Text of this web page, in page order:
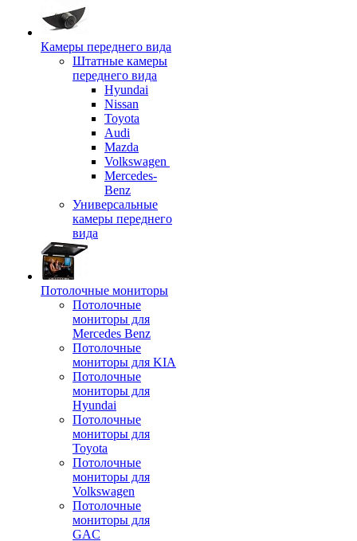
Камеры переднего вида
Штатные камеры
переднего вида
Hyundai
Nissan
Toyota
Audi
Mazda
Volkswagen
Mercedes-
Benz
Универсальные
камеры переднего
вида
Потолочные мониторы
Потолочные
мониторы для
Mercedes Benz
Потолочные
мониторы для KIA
Потолочные
мониторы для
Hyundai
Потолочные
мониторы для
Toyota
Потолочные
мониторы для
Volkswagen
Потолочные
мониторы для
GAC